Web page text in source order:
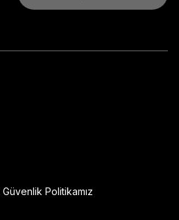
Politikamız